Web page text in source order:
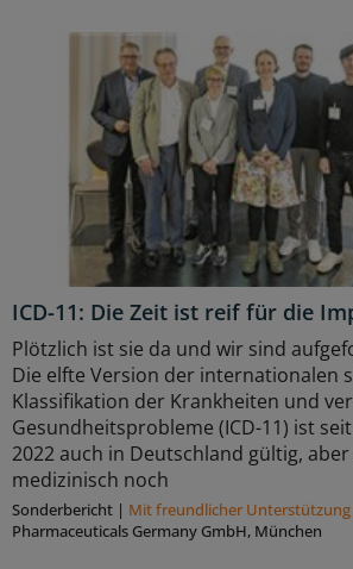
ICD-11: Die Zeit ist reif für die
Plötzlich ist sie da und wir sind
Die elfte Version der internationalen
Klassifikation der Krankheiten und
Gesundheitsprobleme (ICD-11) ist
2022 auch in Deutschland gültig,
medizinisch noch
Sonderbericht | Mit freundlicher
Pharmaceuticals Germany GmbH, München